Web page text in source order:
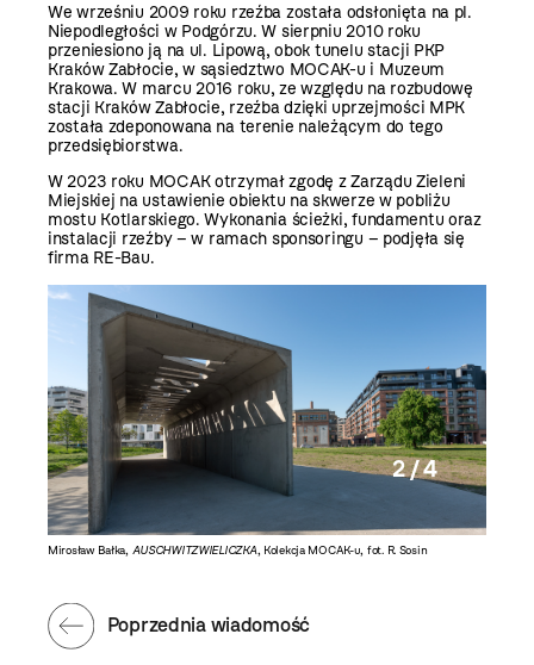
We wrześniu 2009 roku rzeźba została odsłonięta na pl.
Niepodległości w Podgórzu. W sierpniu 2010 roku
przeniesiono ją na ul. Lipową, obok tunelu stacji PKP
Kraków Zabłocie, w sąsiedztwo MOCAK-u i Muzeum
Krakowa. W marcu 2016 roku, ze względu na rozbudowę
stacji Kraków Zabłocie, rzeźba dzięki uprzejmości MPK
została zdeponowana na terenie należącym do tego
przedsiębiorstwa.
W 2023 roku MOCAK otrzymał zgodę z Zarządu Zieleni
Miejskiej na ustawienie obiektu na skwerze w pobliżu
mostu Kotlarskiego. Wykonania ścieżki, fundamentu oraz
instalacji rzeźby – w ramach sponsoringu – podjęła się
firma RE-Bau.
Mirosław Bałka, AUSCHWITZWIELICZKA, Kolekcja MOCAK-u, fot. R. Sosin
2 / 4
Poprzednia wiadomość